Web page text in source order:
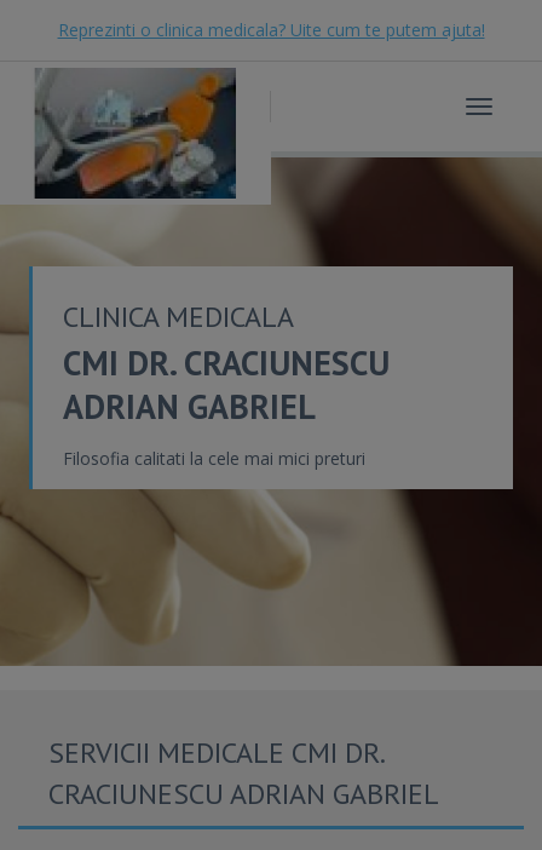
Reprezinti o clinica medicala? Uite cum te putem ajuta!
Toggle
CLINICA MEDICALA
CMI DR. CRACIUNESCU
ADRIAN GABRIEL
Filosofia calitati la cele mai mici preturi
SERVICII MEDICALE CMI DR.
CRACIUNESCU ADRIAN GABRIEL